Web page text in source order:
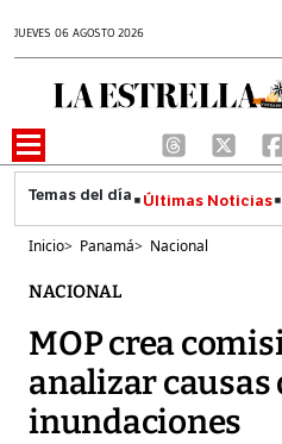
JUEVES 06 AGOSTO 2026
Últimas Noticias
Inicio> Panamá> Nacional
NACIONAL
MOP crea
analizar causas
inundaciones